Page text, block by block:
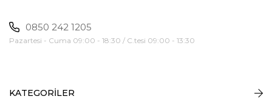
0850 242 1205
Pazartesi - Cuma 09:00 - 18:30 / C.tesi 09:00 - 13:30
KATEGORİLER